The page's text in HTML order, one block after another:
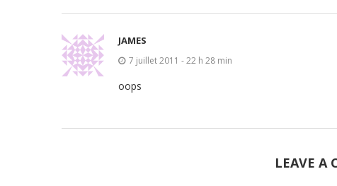
JAMES
7 juillet 2011 - 22 h 28 min
oops
LEAVE A